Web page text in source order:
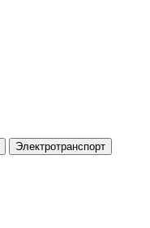
Электротранспорт